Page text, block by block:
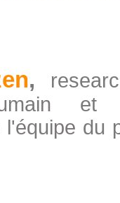
,
et
du